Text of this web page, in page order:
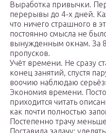
Выработка привычки.
перерывы до 4-х дней.
что ничего страшного в
постоянно смысла не
вынужденным окнам. За
пропусков.
Учёт времени. Не сразу
конец занятий, спустя
воочию наблюдаю
Экономия времени.
приходится читать
как почти полностью
Постепенно трачу
Поставила задачу: